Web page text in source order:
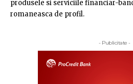
produsele si serviciile financiar-
romaneasca de profil.
- Publicitate -